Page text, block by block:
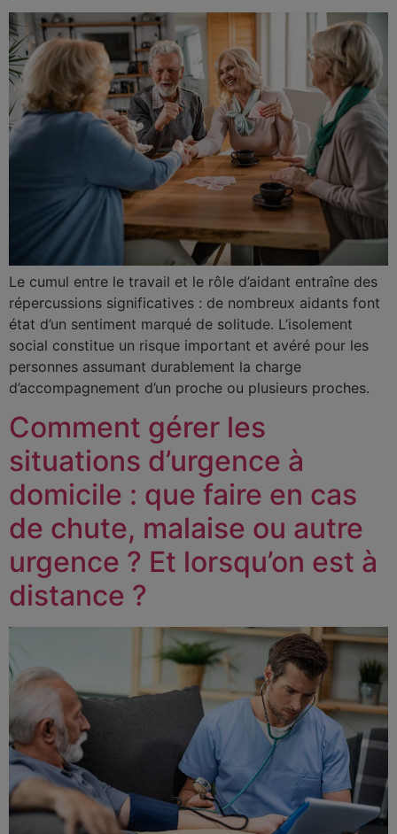
Le cumul entre le travail et le rôle d’aidant entraîne des
répercussions significatives : de nombreux aidants font
état d’un sentiment marqué de solitude. L’isolement
social constitue un risque important et avéré pour les
personnes assumant durablement la charge
d’accompagnement d’un proche ou plusieurs proches.
Comment gérer les
situations d’urgence à
domicile : que faire en cas
de chute, malaise ou autre
urgence ? Et lorsqu’on est à
distance ?